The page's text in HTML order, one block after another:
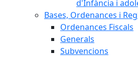
d'Infància i
Bases, Ordenances i
Ordenances Fiscals
Generals
Subvencions